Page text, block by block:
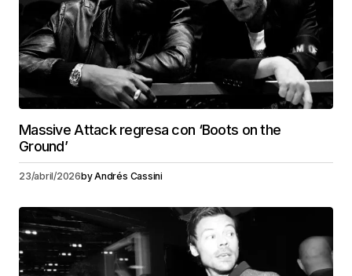
Massive Attack regresa con ‘Boots on the
Ground’
23/abril/2026byAndrés Cassini